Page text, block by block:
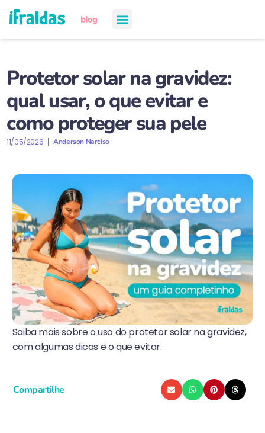
Protetor solar na gravidez:
qual usar, o que evitar e
como proteger sua pele
11/05/2026 Anderson Narciso
Saiba mais sobre o uso do protetor solar na gravidez,
com algumas dicas e o que evitar.
Compartilhe